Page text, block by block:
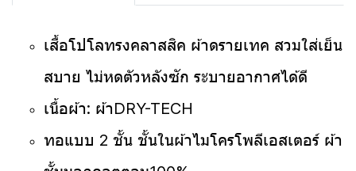
เสื้อโปโลทรงคลาสสิค ผ้าดรายเทค สวมใส่เย็น
สบาย ไม่หดตัวหลังซัก ระบายอากาศได้ดี
เนื้อผ้า: ผ้าDRY-TECH
ทอแบบ 2 ชั้น ชั้นในผ้าไมโครโพลีเอสเตอร์ ผ้า